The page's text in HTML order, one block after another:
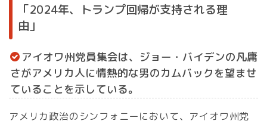
「2024年、トランプ回帰が支持される理
由」
アイオワ州党員集会は、ジョー・バイデンの凡庸
さがアメリカ人に情熱的な男のカムバックを望ませ
ていることを示している。
アメリカ政治のシンフォニーにおいて、アイオワ州党